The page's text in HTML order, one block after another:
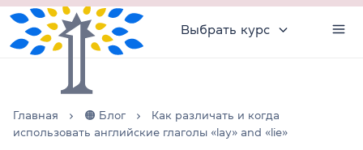
Выбрать курс
Главная 🟠 Блог
Как различать и когда
использовать английские глаголы «lay» and «lie»